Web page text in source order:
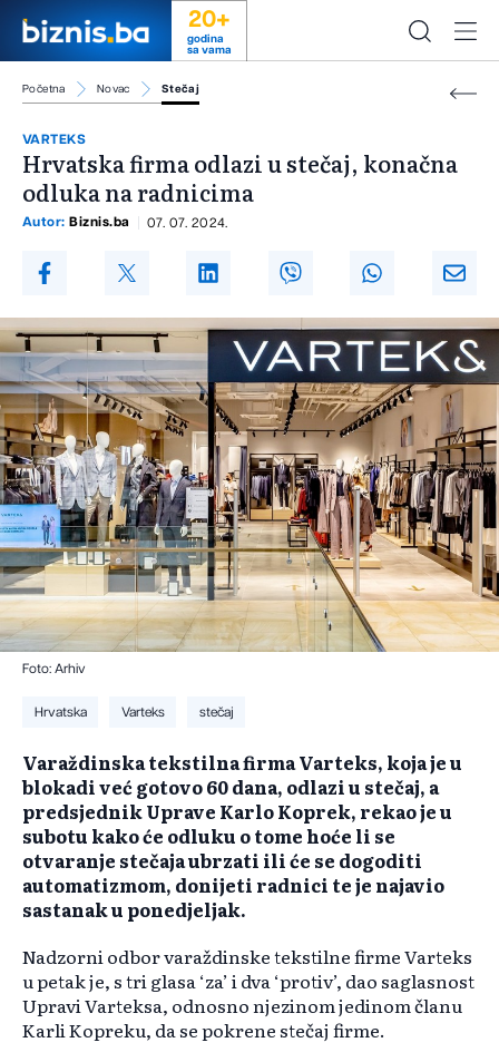
20+
godina
sa vama
Početna Novac Stečaj
VARTEKS
Hrvatska firma odlazi u stečaj, konačna
odluka na radnicima
Autor: Biznis.ba 07. 07. 2024.
Foto: Arhiv
Hrvatska Varteks stečaj
Varaždinska tekstilna firma Varteks, koja je u
blokadi već gotovo 60 dana, odlazi u stečaj, a
predsjednik Uprave Karlo Koprek, rekao je u
subotu kako će odluku o tome hoće li se
otvaranje stečaja ubrzati ili će se dogoditi
automatizmom, donijeti radnici te je najavio
sastanak u ponedjeljak.
Nadzorni odbor varaždinske tekstilne firme Varteks
u petak je, s tri glasa ‘za’ i dva ‘protiv’, dao saglasnost
Upravi Varteksa, odnosno njezinom jedinom članu
Karli Kopreku, da se pokrene stečaj firme.